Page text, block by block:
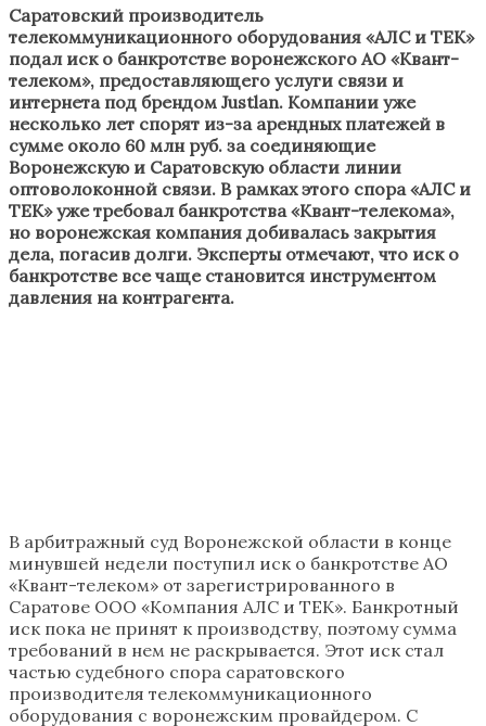
Саратовский производитель
телекоммуникационного оборудования «АЛС и ТЕК»
подал иск о банкротстве воронежского АО «Квант-
телеком», предоставляющего услуги связи и
интернета под брендом Justlan. Компании уже
несколько лет спорят из-за арендных платежей в
сумме около 60 млн руб. за соединяющие
Воронежскую и Саратовскую области линии
оптоволоконной связи. В рамках этого спора «АЛС и
ТЕК» уже требовал банкротства «Квант-телекома»,
но воронежская компания добивалась закрытия
дела, погасив долги. Эксперты отмечают, что иск о
банкротстве все чаще становится инструментом
давления на контрагента.
В арбитражный суд Воронежской области в конце
минувшей недели поступил иск о банкротстве АО
«Квант-телеком» от зарегистрированного в
Саратове ООО «Компания АЛС и ТЕК». Банкротный
иск пока не принят к производству, поэтому сумма
требований в нем не раскрывается. Этот иск стал
частью судебного спора саратовского
производителя телекоммуникационного
оборудования с воронежским провайдером. С